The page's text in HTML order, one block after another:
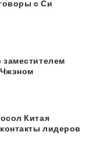
с Си
заместителем
Китая
лидеров